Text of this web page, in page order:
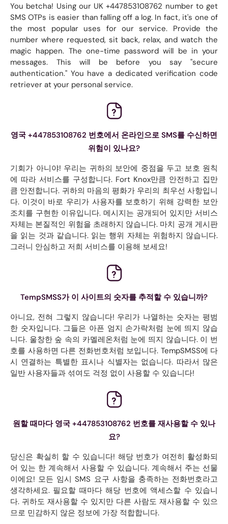
You betcha! Using our UK +447853108762 number to get
SMS OTPs is easier than falling off a log. In fact, it's one of
the most popular uses for our service. Provide the
number where requested, sit back, relax, and watch the
magic happen. The one-time password will be in your
messages. This will be before you say "secure
authentication." You have a dedicated verification code
retriever at your personal service.
영국 +447853108762 번호에서 온라인으로 SMS를 수신하면
위험이 있나요?
기회가 아니야! 우리는 귀하의 보안에 중점을 두고 보호 원칙
에 따라 서비스를 구성합니다. Fort Knox만큼 안전하고 집만
큼 안전합니다. 귀하의 마음의 평화가 우리의 최우선 사항입니
다. 이것이 바로 우리가 사용자를 보호하기 위해 강력한 보안
조치를 구현한 이유입니다. 메시지는 공개되어 있지만 서비스
자체는 본질적인 위험을 초래하지 않습니다. 마치 공개 게시판
을 읽는 것과 같습니다. 읽는 행위 자체는 위험하지 않습니다.
그러니 안심하고 저희 서비스를 이용해 보세요!
TempSMSS가 이 사이트의 숫자를 추적할 수 있습니까?
아니요, 전혀 그렇지 않습니다! 우리가 나열하는 숫자는 평범
한 숫자입니다. 그들은 아픈 엄지 손가락처럼 눈에 띄지 않습
니다. 울창한 숲 속의 카멜레온처럼 눈에 띄지 않습니다. 이 번
호를 사용하면 다른 전화번호처럼 보입니다. TempSMSS에 다
시 연결하는 특별한 표시나 식별자는 없습니다. 따라서 많은
일반 사용자들과 섞여도 걱정 없이 사용할 수 있습니다!
원할 때마다 영국 +447853108762 번호를 재사용할 수 있나
요?
당신은 확실히 할 수 있습니다! 해당 번호가 여전히 활성화되
어 있는 한 계속해서 사용할 수 있습니다. 계속해서 주는 선물
이에요! 모든 임시 SMS 요구 사항을 충족하는 전화번호라고
생각하세요. 필요할 때마다 해당 번호에 액세스할 수 있습니
다. 귀하도 재사용할 수 있지만 다른 사람도 재사용할 수 있으
므로 민감하지 않은 정보에 가장 적합합니다.